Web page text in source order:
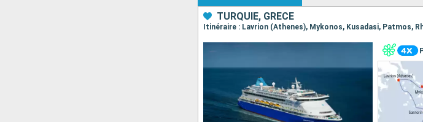
TURQUIE, GRÈCE
Itinéraire : Lavrion (Athenes), Mykonos, Kusadasi, Patmos,